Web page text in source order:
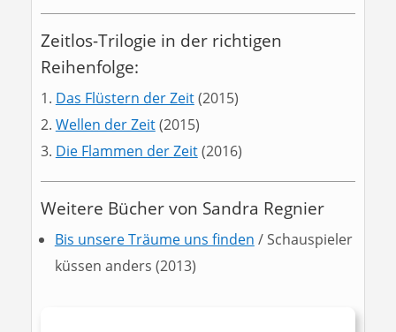
Zeitlos-Trilogie in der richtigen
Reihenfolge:
Das Flüstern der Zeit(2015)
Wellen der Zeit(2015)
Die Flammen der Zeit(2016)
Weitere Bücher von Sandra Regnier
Bis unsere Träume uns finden / Schauspieler
küssen anders (2013)